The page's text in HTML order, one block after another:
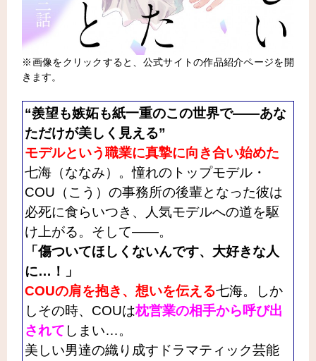
※画像をクリックすると、公式サイトの作品紹介ページを開
きます。
“羨望も嫉妬も紙一重のこの世界で――あな
ただけが美しく見える”
モデルという職業に真摯に向き合い始めた
七海（ななみ）。憧れのトップモデル・
COU（こう）の事務所の後輩となった彼は
必死に食らいつき、人気モデルへの道を駆
け上がる。 そして――。
「傷ついてほしくないんです、大好きな人
に…！」
COUの肩を抱き、想いを伝える七海。しか
しその時、COUは枕営業の相手から呼び出
されて しまい…。
美しい男達の織り成すドラマティック芸能